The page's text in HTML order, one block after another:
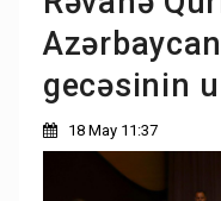
gecəsinin
18 May 11:37